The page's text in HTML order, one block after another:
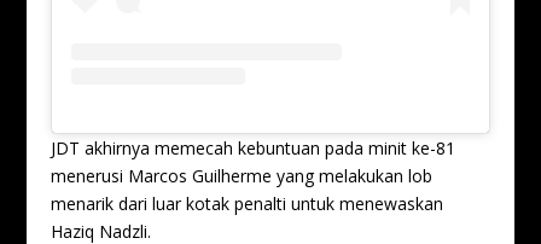
JDT akhirnya memecah kebuntuan pada minit ke-81
menerusi Marcos Guilherme yang melakukan lob
menarik dari luar kotak penalti untuk menewaskan
Haziq Nadzli.